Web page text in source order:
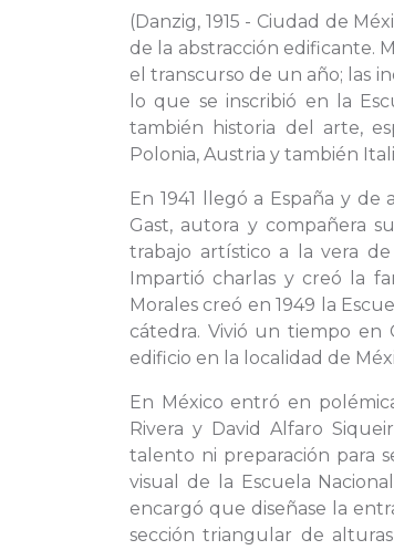
(Danzig, 1915 - Ciudad de
de la abstracción edificante.
el transcurso de un año; las
lo que se inscribió en la
también historia del arte,
Polonia, Austria y también
En 1941 llegó a España y
Gast, autora y compañera
trabajo artístico a la vera
Impartió charlas y creó la
Morales creó en 1949 la
cátedra. Vivió un tiempo en
edificio en la localidad de
En México entró en
Rivera y David Alfaro
talento ni preparación para
visual de la Escuela
encargó que diseñase la
sección triangular de